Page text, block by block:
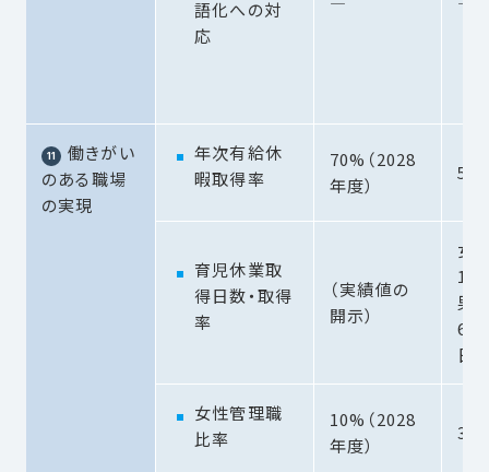
語化への対
応
働きがい
のある職場
の実現
年次有給休
暇取得率
70%（2028
年度）
育児休業取
得日数・取得
率
（実績値の
開示）
女
男
日
女性管理職
比率
10%（2028
年度）